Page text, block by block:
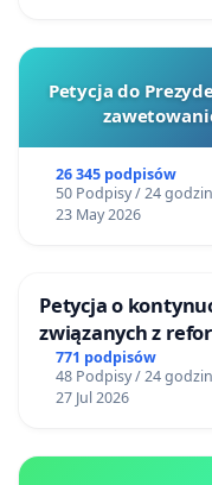
Petycja do
26 345 podpisów
50 Podpisy / 24 godzin
23 May 2026
Petycja o
związanych z
771 podpisów
48 Podpisy / 24 godzin
27 Jul 2026